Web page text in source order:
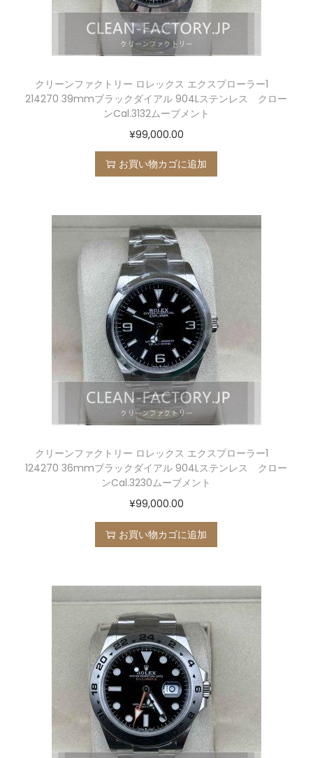
クリーンファクトリー ロレックス エクスプローラー1
214270 39mmブラックダイアル 904Lステンレス クロー
ンCal.3132ムーブメント
¥99,000.00
お買い物カゴに追加
クリーンファクトリー ロレックス エクスプローラー1
124270 36mmブラックダイアル 904Lステンレス クロー
ンCal.3230ムーブメント
¥99,000.00
お買い物カゴに追加